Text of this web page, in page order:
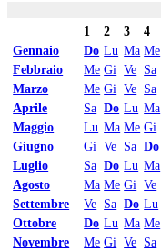
1 2 3 4
Gennaio
Do Lu Ma Me
Febbraio
Me Gi Ve Sa
Marzo
Me Gi Ve Sa
Aprile
Sa Do Lu Ma
Maggio
Lu Ma Me Gi
Giugno
Gi Ve Sa Do
Luglio
Sa Do Lu Ma
Agosto
Ma Me Gi Ve
Settembre
Ve Sa Do Lu
Ottobre
Do Lu Ma Me
Novembre
Me Gi Ve Sa